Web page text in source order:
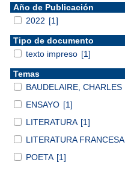
Año de Publicación
2022 [1]
Tipo de documento
texto impreso [1]
Temas
BAUDELAIRE, CHARLES
ENSAYO [1]
LITERATURA [1]
LITERATURA FRANCESA
POETA [1]